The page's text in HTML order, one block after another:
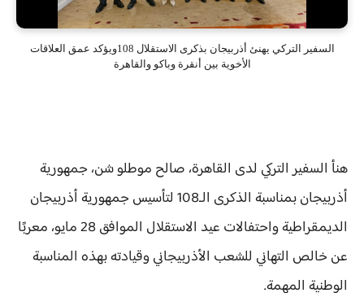
السفير التركي يهنئ أذربيجان بذكرى الاستقلال 108ويؤكد عمق العلاقات
الأخوية بين أنقرة وباكو والقاهرة
هنأ السفير التركي لدى القاهرة، صالح موطلو شن، جمهورية
أذربيجان بمناسبة الذكرى الـ108 لتأسيس جمهورية أذربيجان
الديمقراطية واحتفالات عيد الاستقلال الموافق 28 مايو، معربًا
عن خالص التهاني للشعب الأذربيجاني وقيادته بهذه المناسبة
الوطنية المهمة.